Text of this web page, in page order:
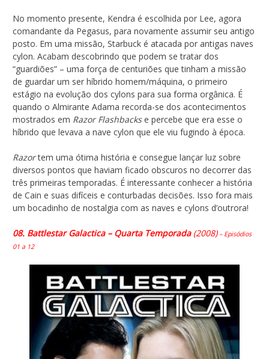
No momento presente, Kendra é escolhida por Lee, agora
comandante da Pegasus, para novamente assumir seu antigo
posto. Em uma missão, Starbuck é atacada por antigas naves
cylon. Acabam descobrindo que podem se tratar dos
“guardiões” – uma força de centuriões que tinham a missão
de guardar um ser híbrido homem/máquina, o primeiro
estágio na evolução dos cylons para sua forma orgânica. É
quando o Almirante Adama recorda-se dos acontecimentos
mostrados em Razor Flashbackse percebe que era esse o
híbrido que levava a nave cylon que ele viu fugindo à época.
Razortem uma ótima história e consegue lançar luz sobre
diversos pontos que haviam ficado obscuros no decorrer das
três primeiras temporadas. É interessante conhecer a história
de Cain e suas difíceis e conturbadas decisões. Isso fora mais
um bocadinho de nostalgia com as naves e cylons d’outrora!
08. Battlestar Galactica – Quarta Temporada(2008)– Episódios
01 a 12